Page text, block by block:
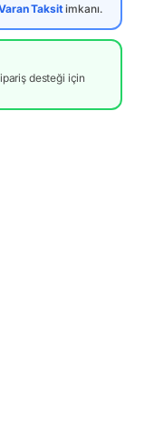
Taksitimkanı.
desteği için